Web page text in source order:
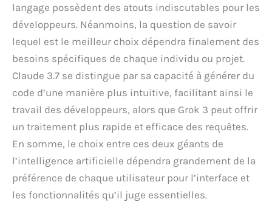
langage possèdent des atouts indiscutables pour les
développeurs. Néanmoins, la question de savoir
lequel est le meilleur choix dépendra finalement des
besoins spécifiques de chaque individu ou projet.
Claude 3.7 se distingue par sa capacité à générer du
code d’une manière plus intuitive, facilitant ainsi le
travail des développeurs, alors que Grok 3 peut offrir
un traitement plus rapide et efficace des requêtes.
En somme, le choix entre ces deux géants de
l’intelligence artificielle dépendra grandement de la
préférence de chaque utilisateur pour l’interface et
les fonctionnalités qu’il juge essentielles.